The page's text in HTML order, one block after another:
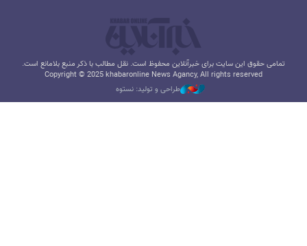
تمامی حقوق این سایت برای خبرآنلاین محفوظ است. نقل مطالب با ذکر منبع بلامانع است.
Copyright © 2025 khabaronline News Agancy, All rights reserved
طراحی و تولید: نستوه